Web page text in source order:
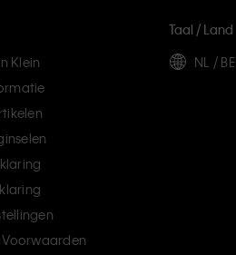
Klein
Taal / Land
NL / BE